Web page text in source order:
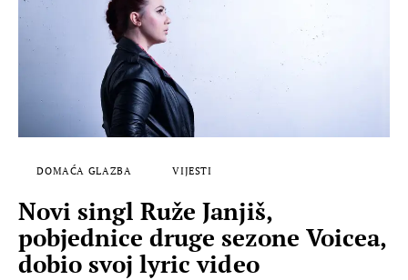
DOMAĆA GLAZBA VIJESTI
Novi singl Ruže Janjiš,
pobjednice druge sezone Voicea,
dobio svoj lyric video